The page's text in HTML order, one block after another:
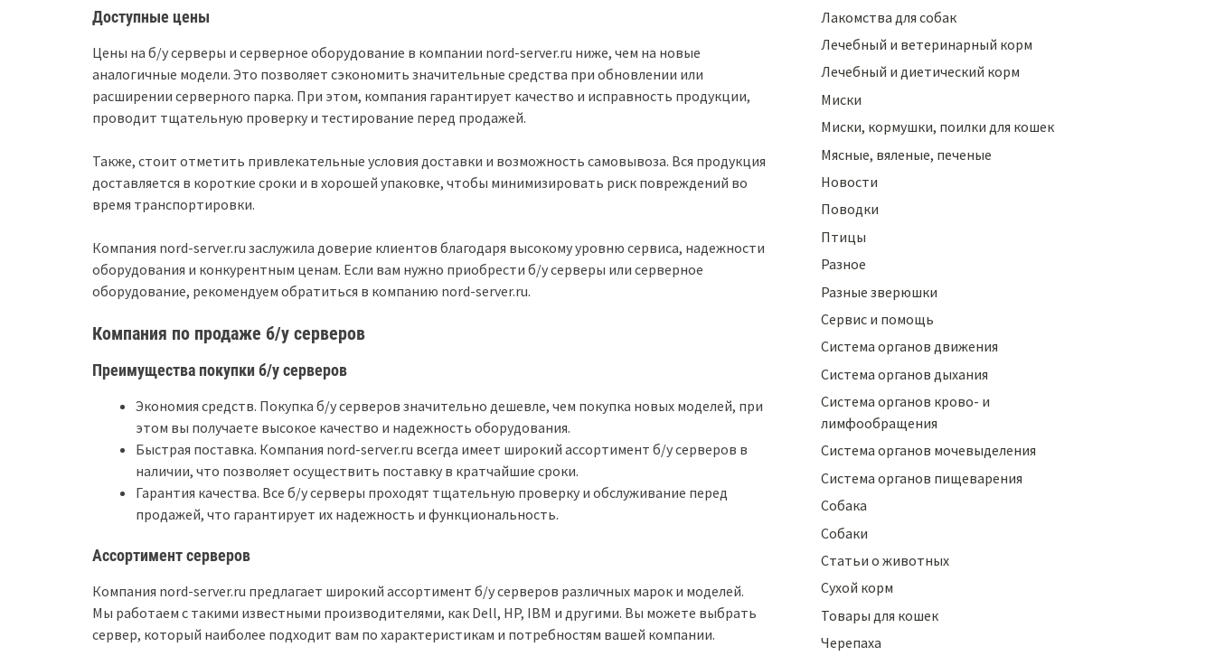
Доступные цены
Цены на б/у серверы и серверное оборудование в компании nord-server.ru ниже, чем на новые
аналогичные модели. Это позволяет сэкономить значительные средства при обновлении или
расширении серверного парка. При этом, компания гарантирует качество и исправность продукции,
проводит тщательную проверку и тестирование перед продажей.
Также, стоит отметить привлекательные условия доставки и возможность самовывоза. Вся продукция
доставляется в короткие сроки и в хорошей упаковке, чтобы минимизировать риск повреждений во
время транспортировки.
Компания nord-server.ru заслужила доверие клиентов благодаря высокому уровню сервиса, надежности
оборудования и конкурентным ценам. Если вам нужно приобрести б/у серверы или серверное
оборудование, рекомендуем обратиться в компанию nord-server.ru.
Компания по продаже б/у серверов
Преимущества покупки б/у серверов
Экономия средств. Покупка б/у серверов значительно дешевле, чем покупка новых моделей, при
этом вы получаете высокое качество и надежность оборудования.
Быстрая поставка. Компания nord-server.ru всегда имеет широкий ассортимент б/у серверов в
наличии, что позволяет осуществить поставку в кратчайшие сроки.
Гарантия качества. Все б/у серверы проходят тщательную проверку и обслуживание перед
продажей, что гарантирует их надежность и функциональность.
Ассортимент серверов
Компания nord-server.ru предлагает широкий ассортимент б/у серверов различных марок и моделей.
Мы работаем с такими известными производителями, как Dell, HP, IBM и другими. Вы можете выбрать
сервер, который наиболее подходит вам по характеристикам и потребностям вашей компании.
Лакомства для собак
Лечебный и ветеринарный корм
Лечебный и диетический корм
Миски
Миски, кормушки, поилки для кошек
Мясные, вяленые, печеные
Новости
Поводки
Птицы
Разное
Разные зверюшки
Сервис и помощь
Система органов движения
Система органов дыхания
Система органов крово- и
лимфообращения
Система органов мочевыделения
Система органов пищеварения
Собака
Собаки
Статьи о животных
Сухой корм
Товары для кошек
Черепаха